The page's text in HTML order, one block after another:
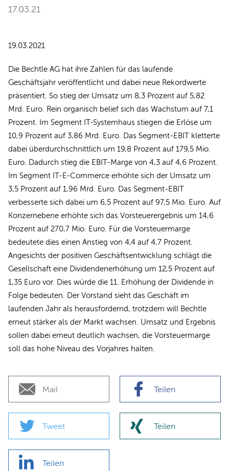
17.03.21
19.03.2021
Die Bechtle AG hat ihre Zahlen für das laufende
Geschäftsjahr veröffentlicht und dabei neue Rekordwerte
präsentiert. So stieg der Umsatz um 8,3 Prozent auf 5,82
Mrd. Euro. Rein organisch belief sich das Wachstum auf 7,1
Prozent. Im Segment IT-Systemhaus stiegen die Erlöse um
10,9 Prozent auf 3,86 Mrd. Euro. Das Segment-EBIT kletterte
dabei überdurchschnittlich um 19,8 Prozent auf 179,5 Mio.
Euro. Dadurch stieg die EBIT-Marge von 4,3 auf 4,6 Prozent.
Im Segment IT-E-Commerce erhöhte sich der Umsatz um
3,5 Prozent auf 1,96 Mrd. Euro. Das Segment-EBIT
verbesserte sich dabei um 6,5 Prozent auf 97,5 Mio. Euro. Auf
Konzernebene erhöhte sich das Vorsteuerergebnis um 14,6
Prozent auf 270,7 Mio. Euro. Für die Vorsteuermarge
bedeutete dies einen Anstieg von 4,4 auf 4,7 Prozent.
Angesichts der positiven Geschäftsentwicklung schlägt die
Gesellschaft eine Dividendenerhöhung um 12,5 Prozent auf
1,35 Euro vor. Dies würde die 11. Erhöhung der Dividende in
Folge bedeuten. Der Vorstand sieht das Geschäft im
laufenden Jahr als herausfordernd, trotzdem will Bechtle
erneut stärker als der Markt wachsen. Umsatz und Ergebnis
sollen dabei erneut deutlich wachsen, die Vorsteuermarge
soll das hohe Niveau des Vorjahres halten.
Mail Teilen
Tweet Teilen
Teilen